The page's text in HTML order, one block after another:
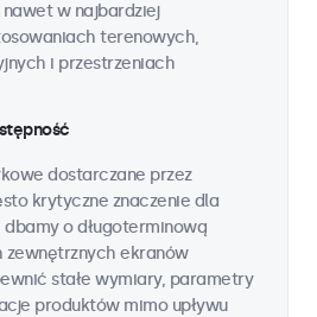
w najbardziej
terenowych,
i przestrzeniach
dostarczane przez
krytyczne znaczenie dla
dbamy o długoterminową
zewnętrznych ekranów
stałe wymiary, parametry
produktów mimo upływu